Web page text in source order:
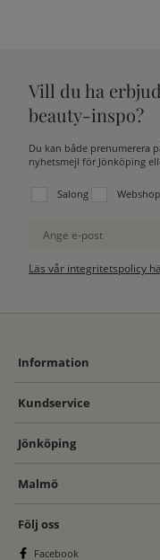
Vill du ha
beauty-inspo?
Du kan både prenumerera
nyhetsmejl för Jönköping
Välj vilken lista du vill
Salong Webshop
Ange e-post
Läs vår integritetspolicy
Information
Kundservice
Jönköping
Malmö
Följ oss
Facebook